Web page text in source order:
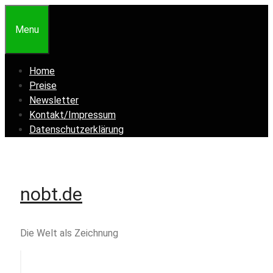
Inhalt
Menu
Home
Preise
Newsletter
Kontakt/Impressum
Datenschutzerklärung
nobt.de
Die Welt als Zeichnung